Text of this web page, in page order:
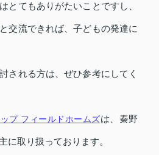
とてもありがたいことですし、
交流できれば、子どもの発達に
される方は、ぜひ参考にしてく
プ フィールドホームズは、秦野
に取り扱っております。